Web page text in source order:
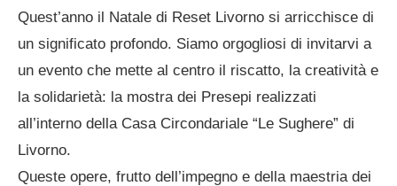
Quest’anno il Natale di Reset Livorno si arricchisce di
un significato profondo. Siamo orgogliosi di invitarvi a
un evento che mette al centro il riscatto, la creatività e
la solidarietà: la mostra dei Presepi realizzati
all’interno della Casa Circondariale “Le Sughere” di
Livorno.
Queste opere, frutto dell’impegno e della maestria dei